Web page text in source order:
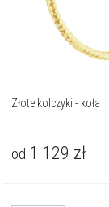
Złote kolczyki - koła
od 1 129 zł